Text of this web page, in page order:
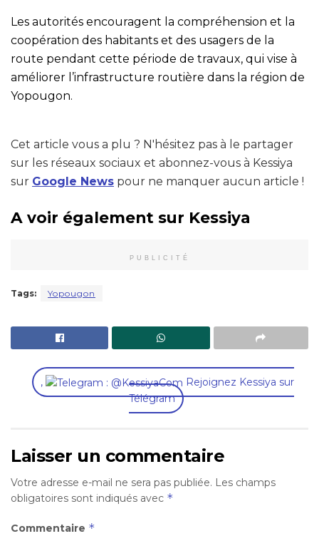
Les autorités encouragent la compréhension et la
coopération des habitants et des usagers de la
route pendant cette période de travaux, qui vise à
améliorer l’infrastructure routière dans la région de
Yopougon.
Cet article vous a plu ? N'hésitez pas à le partager
sur les réseaux sociaux et abonnez-vous à Kessiya
sur Google News pour ne manquer aucun article !
A voir également sur Kessiya
PUBLICITÉ
Tags: Yopougon
,
Rejoignez Kessiya sur
Télégram
Laisser un commentaire
Votre adresse e-mail ne sera pas publiée. Les champs
obligatoires sont indiqués avec *
Commentaire *